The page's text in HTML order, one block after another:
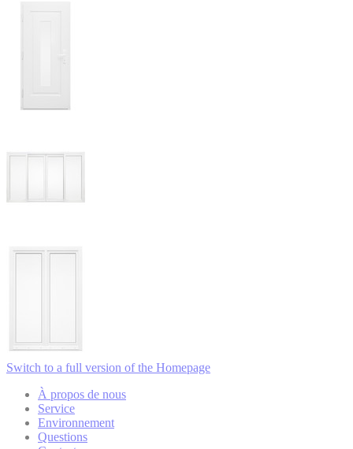
Switch to a full version of the Homepage
À propos de nous
Service
Environnement
Questions